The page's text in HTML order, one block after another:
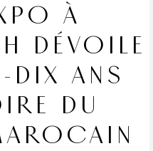
À
DÉVOILE
DIX ANS
DU